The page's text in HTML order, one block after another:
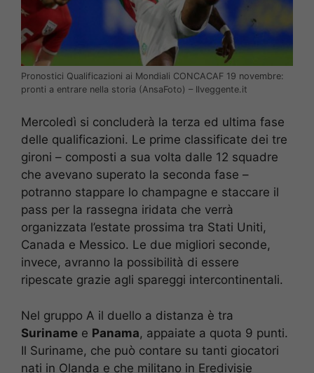
Pronostici Qualificazioni ai Mondiali CONCACAF 19 novembre:
pronti a entrare nella storia (AnsaFoto) – Ilveggente.it
Mercoledì si concluderà la terza ed ultima fase
delle qualificazioni. Le prime classificate dei tre
gironi – composti a sua volta dalle 12 squadre
che avevano superato la seconda fase –
potranno stappare lo champagne e staccare il
pass per la rassegna iridata che verrà
organizzata l’estate prossima tra Stati Uniti,
Canada e Messico. Le due migliori seconde,
invece, avranno la possibilità di essere
ripescate grazie agli spareggi intercontinentali.
Nel gruppo A il duello a distanza è tra
Suriname e Panama, appaiate a quota 9 punti.
Il Suriname, che può contare su tanti giocatori
nati in Olanda e che militano in Eredivisie